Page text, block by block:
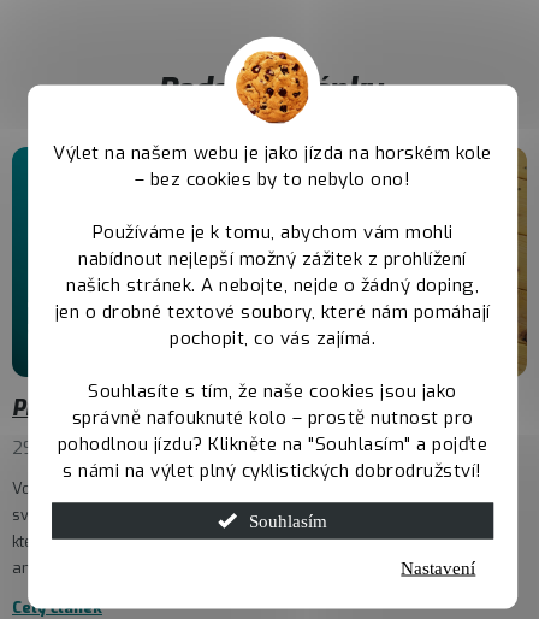
Výlet na našem webu je jako jízda na horském kole
– bez cookies by to nebylo ono!
Používáme je k tomu, abychom vám mohli
nabídnout nejlepší možný zážitek z prohlížení
našich stránek. A nebojte, nejde o žádný doping,
jen o drobné textové soubory, které nám pomáhají
pochopit, co vás zajímá.
Souhlasíte s tím, že naše cookies jsou jako
správně nafouknuté kolo – prostě nutnost pro
pohodlnou jízdu? Klikněte na "Souhlasím" a pojďte
s námi na výlet plný cyklistických dobrodružství!
Souhlasím
Nastavení
Podobné články
Průvodce výběrem batohu a ledvinky pro cyklisty
29.7.2025
Voda, nářadí, pumpička, náhradní duše, telefon, klíče nebo třeba
svačina. Pro většinu cyklistů nezbytnosti, bez kterých nevyjedou a
které poberou různé brašny – pod sedlem, na řídítkách, v rámu –
aneb...
Celý článek